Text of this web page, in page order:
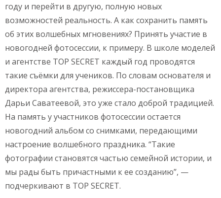
году и перейти в другую, полную новых
возможностей реальность. А как сохранить память
об этих волшебных мгновениях? Принять участие в
новогодней фотосессии, к примеру. В школе моделей
и агентстве TOP SECRET каждый год проводятся
такие съёмки для учеников. По словам основателя и
директора агентства, режиссера-постановщика
Дарьи Саватеевой, это уже стало доброй традицией.
На память у участников фотосессии остается
новогодний альбом со снимками, передающими
настроение волшебного праздника. “Такие
фотографии становятся частью семейной истории, и
мы рады быть причастными к ее созданию”, —
подчеркивают в TOP SECRET.